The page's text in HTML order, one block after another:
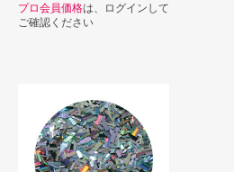
プロ会員価格は、ログインして
ご確認ください